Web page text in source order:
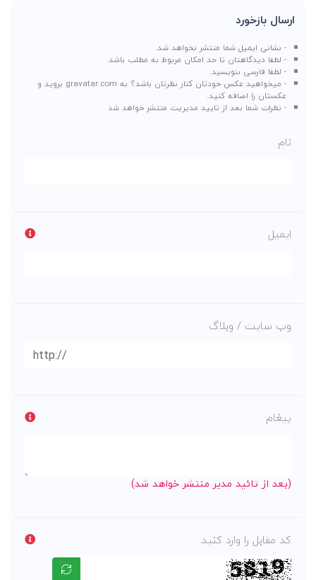
ارسال بازخورد
- نشانی ایمیل شما منتشر نخواهد شد.
- لطفا دیدگاهتان تا حد امکان مربوط به مطلب باشد.
- لطفا فارسی بنویسید.
- میخواهید عکس خودتان کنار نظرتان باشد؟ به gravatar.com بروید و
عکستان را اضافه کنید.
- نظرات شما بعد از تایید مدیریت منتشر خواهد شد
نام
ایمیل
وب سایت / وبلاگ
پیغام
(بعد از تائید مدیر منتشر خواهد شد)
کد مقابل را وارد کنید